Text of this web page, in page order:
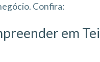
Confira:
em